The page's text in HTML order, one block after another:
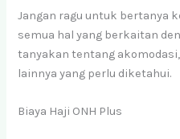
Jangan ragu untuk bertanya
semua hal yang berkaitan
tanyakan tentang
lainnya yang perlu diketahui.
Biaya Haji ONH Plus